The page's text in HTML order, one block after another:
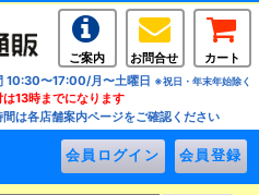
ご案内 お問合せ
カート
10:30〜17:00/月〜土曜日 ※祝日・年末年始除く
は13時までになります
間は各店舗案内ページをご確認ください